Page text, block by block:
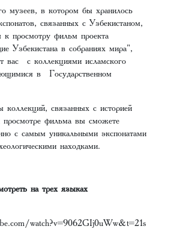
музеев, в котором бы хранилось
связанных с Узбекистаном,
к просмотру фильм проекта
Узбекистана в собраниях мира",
вас с коллекциями исламского
в Государственном
связанных с историей
фильма вы сможете
с самым уникальными экспонатами
находками.
на трех языках
watch?v=9062GIj0uWw&t=21s